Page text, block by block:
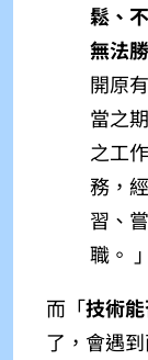
鬆、
無法
開原
當之
之工
務，
習、
職。
而「技術
了，會遇